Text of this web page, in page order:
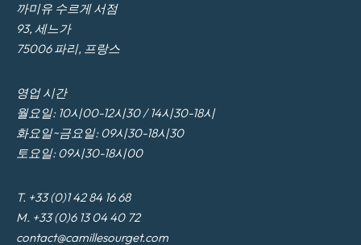
까미유 수르게 서점
93, 세느가
75006 파리, 프랑스
영업 시간
월요일: 10시00-12시30 / 14시30-18시
화요일~금요일: 09시30-18시30
토요일: 09시30-18시00
T. +33 (0)1 42 84 16 68
M. +33 (0)6 13 04 40 72
contact@camillesourget.com